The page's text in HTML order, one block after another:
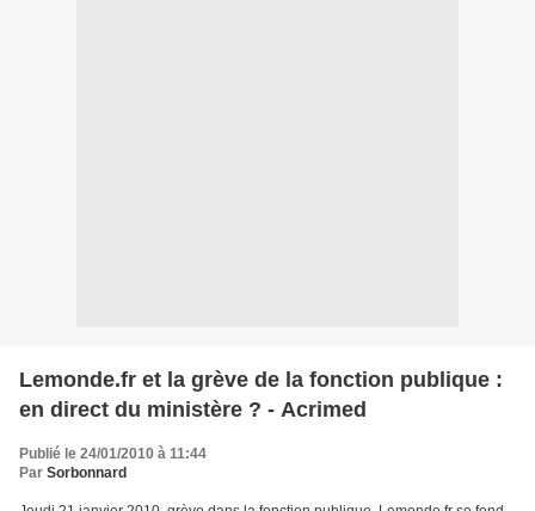
Lemonde.fr et la grève de la fonction publique :
en direct du ministère ? - Acrimed
Publié le 24/01/2010 à 11:44
Par Sorbonnard